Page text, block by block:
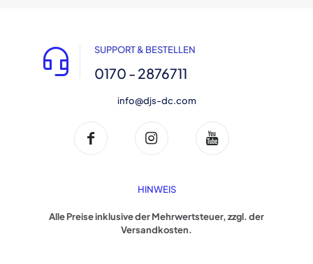
SUPPORT & BESTELLEN
0170 - 2876711
info@djs-dc.com
HINWEIS
Alle Preise inklusive der Mehrwertsteuer, zzgl. der
Versandkosten.